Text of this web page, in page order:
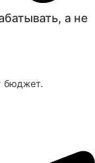
а не
бюджет.